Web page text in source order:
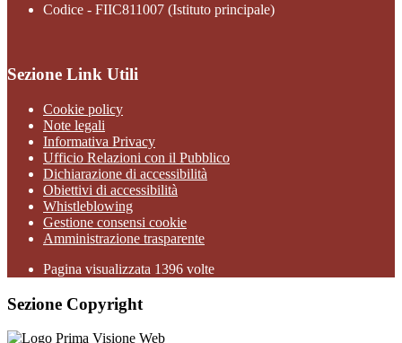
Codice - FIIC811007 (Istituto principale)
Sezione Link Utili
Cookie policy
Note legali
Informativa Privacy
Ufficio Relazioni con il Pubblico
Dichiarazione di accessibilità
Obiettivi di accessibilità
Whistleblowing
Gestione consensi cookie
Amministrazione trasparente
Pagina visualizzata 1396 volte
Sezione Copyright